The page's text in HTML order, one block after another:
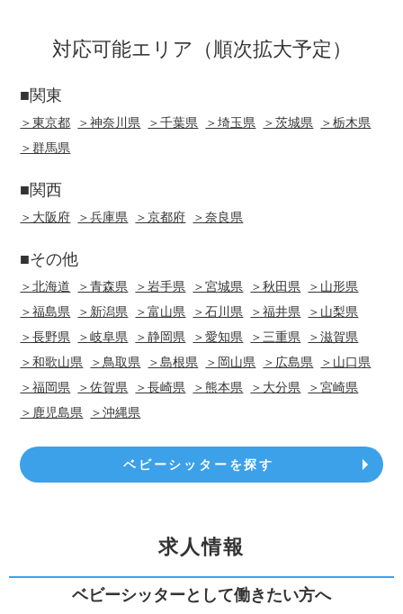
対応可能エリア（順次拡大予定）
■関東
＞東京都 ＞神奈川県 ＞千葉県 ＞埼玉県 ＞茨城県
＞栃木県
＞群馬県
■関西
＞大阪府 ＞兵庫県 ＞京都府 ＞奈良県
■その他
＞北海道 ＞青森県 ＞岩手県 ＞宮城県 ＞秋田県
＞山形県
＞福島県
＞新潟県 ＞富山県 ＞石川県 ＞福井県
＞山梨県
＞長野県
＞岐阜県 ＞静岡県 ＞愛知県 ＞三重県
＞滋賀県
＞和歌山県
＞鳥取県 ＞島根県 ＞岡山県 ＞広島県
＞山口県
＞福岡県
＞佐賀県 ＞長崎県 ＞熊本県 ＞大分県
＞宮崎県
＞鹿児島県
＞沖縄県
ベビーシッターを探す
求人情報
ベビーシッターとして働きたい方へ